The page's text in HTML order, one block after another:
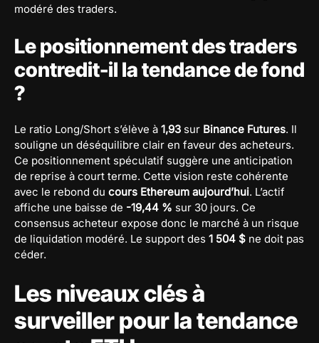
modéré des traders.
Le positionnement des traders
contredit-il la tendance de fond
?
Le ratio Long/Short s’élève à 1,93 sur Binance Futures. Il
souligne un déséquilibre clair en faveur des acheteurs.
Ce positionnement spéculatif suggère une anticipation
de reprise à court terme. Cette vision reste cohérente
avec le rebond du cours Ethereum aujourd’hui. L’actif
affiche une baisse de -19,44 % sur 30 jours. Ce
consensus acheteur expose donc le marché à un risque
de liquidation modéré. Le support des 1 504 $ ne doit pas
céder.
Les niveaux clés à
surveiller pour la tendance